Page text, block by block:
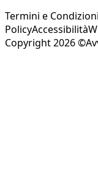
Termini e Condizioni
PolicyAccessibilità
Copyright 2026